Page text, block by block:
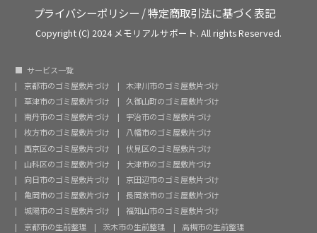
プライバシーポリシー /特定商取引法に基づく表記
Copyright (C) 2024 メモリアルサポート. All rights Reserved.
サービス一覧
京都市のゴミ屋敷片づけ
木津川市のゴミ屋敷片づけ
草津市のゴミ屋敷片づけ
久御山町のゴミ屋敷片づけ
南丹市のゴミ屋敷片づけ
宇治市のゴミ屋敷片づけ
枚方市のゴミ屋敷片づけ
八幡市のゴミ屋敷片づけ
西京区のゴミ屋敷片づけ
伏見区のゴミ屋敷片づけ
山科区のゴミ屋敷片づけ
大津市のゴミ屋敷片づけ
向日市のゴミ屋敷片づけ
京田辺市のゴミ屋敷片づけ
亀岡市のゴミ屋敷片づけ
長岡京市のゴミ屋敷片づけ
城陽市のゴミ屋敷片づけ
福知山市のゴミ屋敷片づけ
京都市の生前整理
茨木市の生前整理
高槻市の生前整理